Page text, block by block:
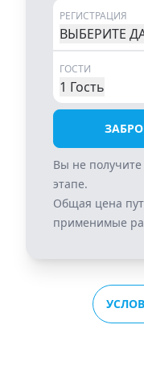
РЕГИСТРАЦИЯ
ВЫБЕРИТЕ
ГОСТИ
1 Гость
Вы не
этапе.
Общая цена
применимые